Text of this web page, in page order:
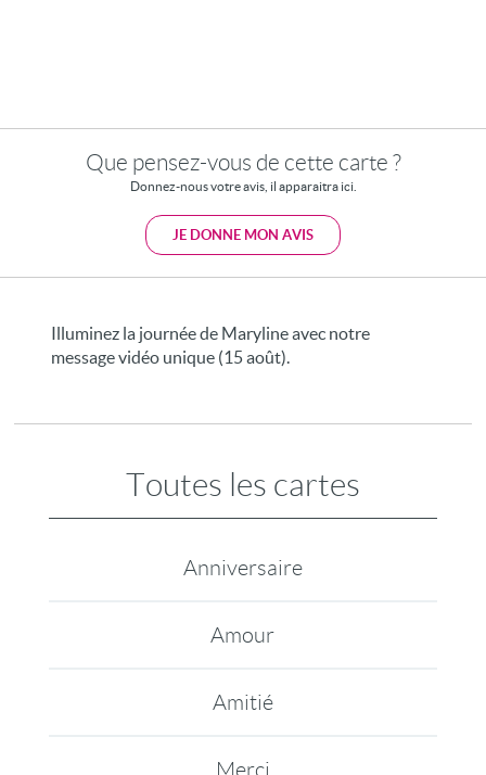
Que pensez-vous de cette carte ?
Donnez-nous votre avis, il apparaitra ici.
JE DONNE MON AVIS
Illuminez la journée de Maryline avec notre
message vidéo unique (15 août).
Toutes les cartes
Anniversaire
Amour
Amitié
Merci